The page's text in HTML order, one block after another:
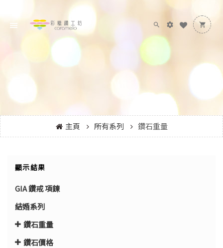
主頁 所有系列 鑽石重量
顯示結果
GIA 鑽戒 項鍊
結婚系列
鑽石重量
鑽石價格